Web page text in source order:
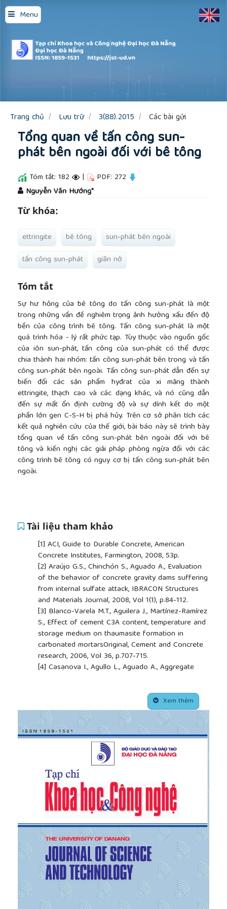
Menu
Quick
jump
to
page
content
Main
Sidebar
Trang chủ Lưu trữ 3(88).2015 Các bài gửi
Tổng quan về tấn công sun-
phát bên ngoài đối với bê tông
Tóm tắt: 182 | PDF: 272
Nguyễn Văn Hướng*
Từ khóa:
ettringite bê tông
sun-phát bên ngoài
tấn công sun-phát
giãn nở
Tóm tắt
Sự hư hỏng của bê tông do tấn công sun-phát là một
trong những vấn đề nghiêm trọng ảnh hưởng xấu đến độ
bền của công trình bê tông. Tấn công sun-phát là một
quá trình hóa - lý rất phức tạp. Tùy thuộc vào nguồn gốc
của iôn sun-phát, tấn công của sun-phát có thể được
chia thành hai nhóm: tấn công sun-phát bên trong và tấn
công sun-phát bên ngoài. Tấn công sun-phát dẫn đến sự
biến đổi các sản phẩm hyđrat của xi măng thành
ettringite, thạch cao và các dạng khác, và nó cũng dẫn
đến sự mất ổn định cường độ và sự dính kết do một
phần lớn gen C-S-H bị phá hủy. Trên cơ sở phân tích các
kết quả nghiên cứu của thế giới, bài báo này sẽ trình bày
tổng quan về tấn công sun-phát bên ngoài đối với bê
tông và kiến nghị các giải pháp phòng ngừa đối với các
công trình bê tông có nguy cơ bị tấn công sun-phát bên
ngoài.
Tài liệu tham khảo
[1] ACI, Guide to Durable Concrete, American
Concrete Institutes, Farmington, 2008, 53p.
[2] Araújo G.S., Chinchón S., Aguado A., Evaluation
of the behavior of concrete gravity dams suffering
from internal sulfate attack, IBRACON Structures
and Materials Journal, 2008, Vol 1(1), p.84-112.
[3] Blanco-Varela M.T., Aguilera J., Martínez-Ramírez
S., Effect of cement C3A content, temperature and
storage medium on thaumasite formation in
carbonated mortarsOriginal, Cement and Concrete
research, 2006, Vol 36, p.707-715.
[4] Casanova I., Agullo L., Aguado A., Aggregate
system and rate model, Cement & Concrete
Research, 1996, Vol 26(1), p.993-998.
[5]Collerpardi M., A state-of-the-art review on
delayed ettringite attack on concrete, Cement &
Concrete Composites, 2003, Vol 25, p.401-407.
Depuy G.W., Chemical resistance of concrete.
Concrete and Concrete-Making Material, ASTM STP
169C, Philadelphia, PA, 1994, p.263-281
[7]Gollop R.S., Taylor H.F.W., Microstructural and
microanalytical studies of sulfate attack III. Sulfate-
resisting portland cement: Reactions with sodium
and magnesium sulfate solutions, Cement and
Concrete research, 1995, Vol 25, p.1581-1590.
[8]Neville A., The confused word of sulfate attack
on concrete, Cement and Concrete research, 2004,
Vol 34, p.1275-1296.
[9]NGUYEN Van Huong, Effets d’additions
minérales sur l’apparition de la Réaction Sulfatique
Interne: étude paramétrique, développement et
optimisation de méthodes accélérées, Thèse de
Xem thêm